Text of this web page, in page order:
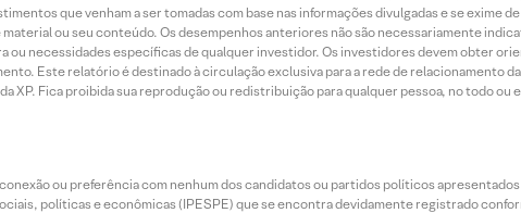
que venham a ser tomadas com base nas informações divulgadas e se exime
ou seu conteúdo. Os desempenhos anteriores não são necessariamente
ou necessidades específicas de qualquer investidor. Os investidores devem obter
Este relatório é destinado à circulação exclusiva para a rede de relacionamento
XP. Fica proibida sua reprodução ou redistribuição para qualquer pessoa, no todo ou
ou preferência com nenhum dos candidatos ou partidos políticos
políticas e econômicas (IPESPE) que se encontra devidamente registrado